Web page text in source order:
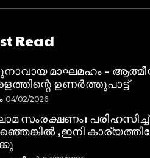
Read
മാഘമഹം –
ഉണർത്തുപാട്ട്
04/02/2026
സംരക്ഷണം: പരിഹസിച്ച്
,ഇനി